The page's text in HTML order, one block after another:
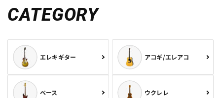
CATEGORY
エレキギター アコギ/エレアコ
ベース ウクレレ